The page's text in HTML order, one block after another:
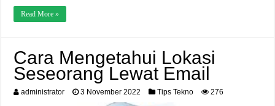
Read More »
Cara Mengetahui Lokasi
Seseorang Lewat Email
administrator 3 November 2022 Tips Tekno 276